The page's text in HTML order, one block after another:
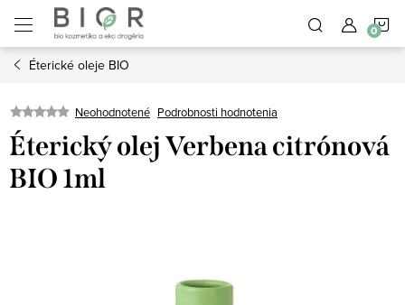
obsah
Éterické oleje BIO
Neohodnotené Podrobnosti hodnotenia
Éterický olej Verbena citrónová
BIO 1ml